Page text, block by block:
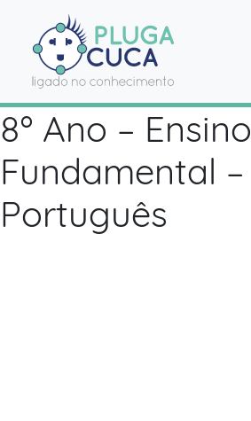
8º Ano – Ensino
Fundamental –
Português